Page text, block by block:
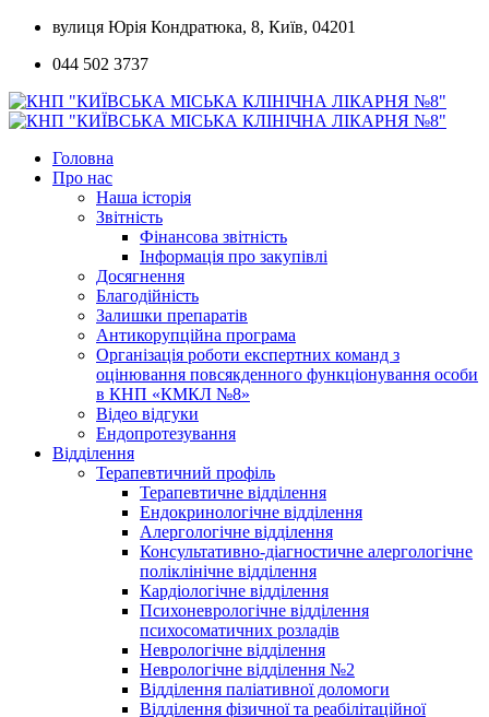
Skip
content
вулиця Юрія Кондратюка, 8, Київ, 04201
044 502 3737
Головна
Про нас
Наша історія
Звітність
Фінансова звітність
Інформація про закупівлі
Досягнення
Благодійність
Залишки препаратів
Антикорупційна програма
Організація роботи експертних команд з
оцінювання повсякденного функціонування особи
в КНП «КМКЛ №8»
Відео відгуки
Ендопротезування
Відділення
Терапевтичний профіль
Терапевтичне відділення
Ендокринологічне відділення
Алергологічне відділення
Консультативно-діагностичне алергологічне
поліклінічне відділення
Кардіологічне відділення
Психоневрологічне відділення
психосоматичних розладів
Неврологічне відділення
Неврологічне відділення №2
Відділення паліативної доломоги
Відділення фізичної та реабілітаційної